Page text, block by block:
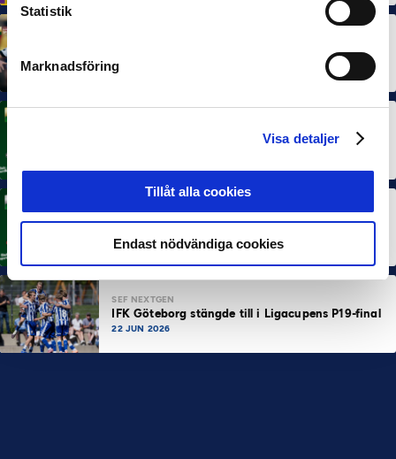
Statistik
Marknadsföring
Visa detaljer
Tillåt alla cookies
Endast nödvändiga cookies
Dubbla Landskrona-priser när juni summeras
10 JUL 2026
Rösta på Månadens Spelare i juni
MÅNADENS TRÄNARE
Rösta på Månadens Tränare i juni
3 JUL 2026
SEF NEXTGEN
IFK Göteborg stängde till i Ligacupens P19-final
22 JUN 2026